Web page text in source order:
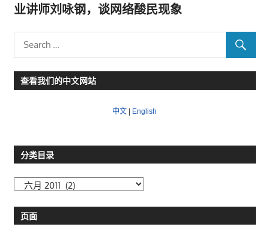
业讲师刘咏钢，谈网络酸民现象
查看我们的中文网站
中文 English
分类目录
目页面